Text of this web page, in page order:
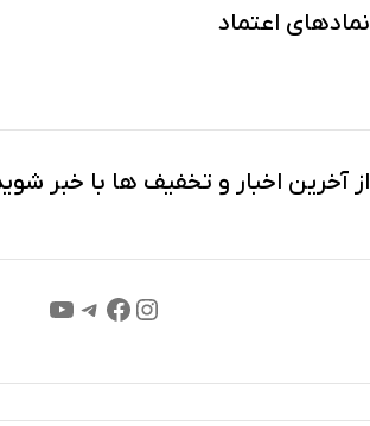
نمادهای اعتماد
از آخرین اخبار و تخفیف ها با خبر